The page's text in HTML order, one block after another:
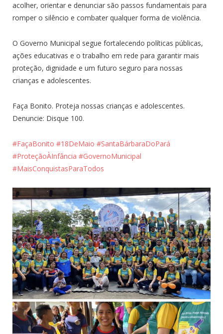
acolher, orientar e denunciar são passos fundamentais para
romper o silêncio e combater qualquer forma de violência.
O Governo Municipal segue fortalecendo políticas públicas,
ações educativas e o trabalho em rede para garantir mais
proteção, dignidade e um futuro seguro para nossas
crianças e adolescentes.
Faça Bonito. Proteja nossas crianças e adolescentes.
Denuncie: Disque 100.
#FaçaBonito #18DeMaio #SantaBárbaraDoPará
#ProteçãoÀInfância #GovernoMunicipal
#MaisConquistasParaTodos